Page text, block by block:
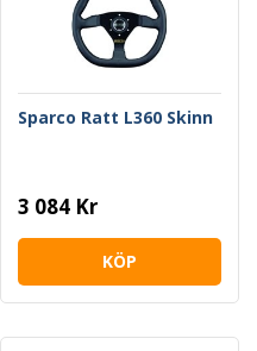
Sparco Ratt L360 Skinn
3 084 Kr
KÖP